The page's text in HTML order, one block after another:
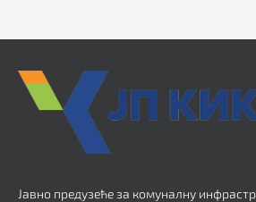
Јавно предузеће за комуналну